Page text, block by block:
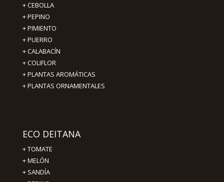
+CEBOLLA
+PEPINO
+PIMIENTO
+ PUERRO
+ CALABACÍN
+ COLIFLOR
+ PLANTAS AROMÁTICAS
+ PLANTAS ORNAMENTALES
ECO DEITANA
+TOMATE
+MELÓN
+ SANDÍA